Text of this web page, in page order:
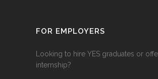
FOR EMPLOYERS
Looking to hire YES graduates or
internship?‎